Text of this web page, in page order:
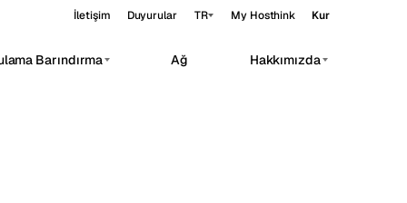
İletişim Duyurular TR My Hosthink Kur
Barındırma Ağ Hakkımızda